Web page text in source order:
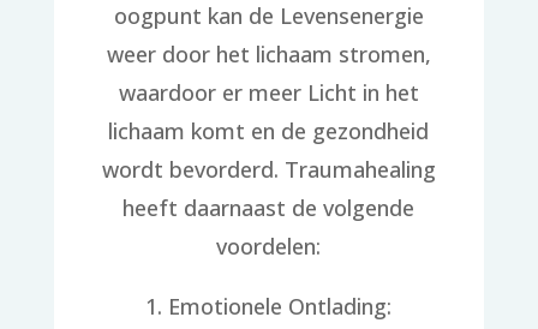
oogpunt kan de Levensenergie
weer door het lichaam stromen,
waardoor er meer Licht in het
lichaam komt en de gezondheid
wordt bevorderd. Traumahealing
heeft daarnaast de volgende
voordelen:
1. Emotionele Ontlading: